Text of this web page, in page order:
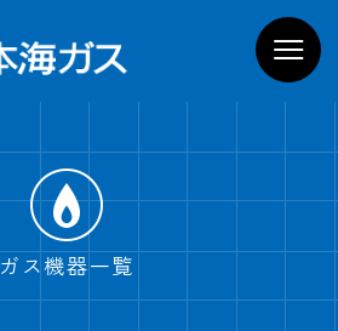
お家のガス機器
商品一覧
導入までの流れ
ショールームPregoを
ガス機器一覧